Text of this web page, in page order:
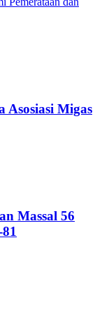
Asosiasi Migas
Massal 56